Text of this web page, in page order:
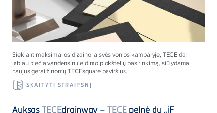
Siekiant maksimalios dizaino laisvės vonios kambaryje,TECEdar
labiau plečia vandens nuleidimo plokštelių pasirinkimą, siūlydama
naujus gerai žinomųTECEsquare paviršius.
SKAITYTI STRAIPSNĮ
AuksasTECEdrainway – TECE pelnė du „iF